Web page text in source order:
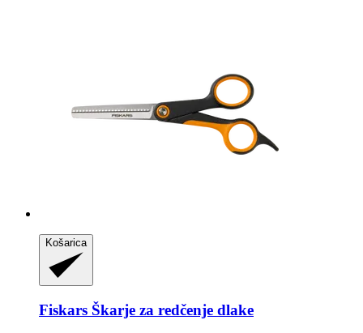
Košarica
Fiskars Škarje za redčenje dlake